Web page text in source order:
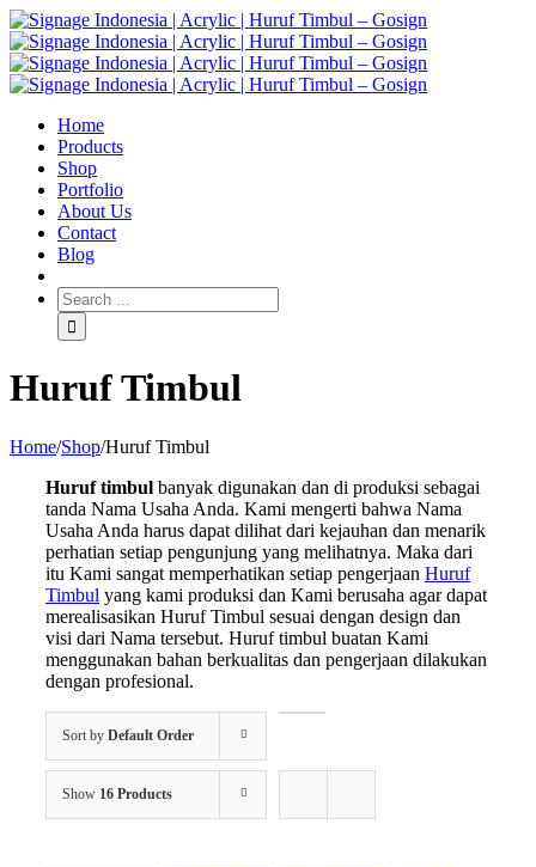
Home
Products
Shop
Portfolio
About Us
Contact
Blog
Huruf Timbul
Home/Shop/Huruf Timbul
Huruf timbul banyak digunakan dan di produksi sebagai
tanda Nama Usaha Anda. Kami mengerti bahwa Nama
Usaha Anda harus dapat dilihat dari kejauhan dan menarik
perhatian setiap pengunjung yang melihatnya. Maka dari
itu Kami sangat memperhatikan setiap pengerjaan Huruf
Timbul yang kami produksi dan Kami berusaha agar dapat
merealisasikan Huruf Timbul sesuai dengan design dan
visi dari Nama tersebut. Huruf timbul buatan Kami
menggunakan bahan berkualitas dan pengerjaan dilakukan
dengan profesional.
Sort by Default Order
Show 16 Products